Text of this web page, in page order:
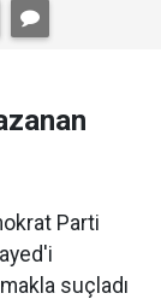
Parti
suçladı